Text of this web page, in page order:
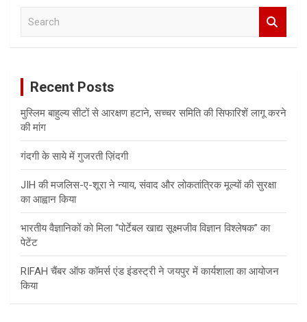
Recent Posts
मुस्लिम बाहुल्य सीटों से आरक्षण हटाने, सच्चर समिति की सिफारिशें लागू करने
की मांग
गंदगी के साये में गुजरती ज़िंदगी
JIH की मजलिस-ए-शूरा ने न्याय, संवाद और लोकतांत्रिक मूल्यों की सुरक्षा
का आह्वान किया
भारतीय वैज्ञानिकों को मिला “पोर्टेबल खाद्य सूक्ष्मजीव विज्ञान विश्लेषक” का
पेटेंट
RIFAH चैंबर ऑफ कॉमर्स एंड इंडस्ट्री ने जयपुर में कार्यशाला का आयोजन
किया